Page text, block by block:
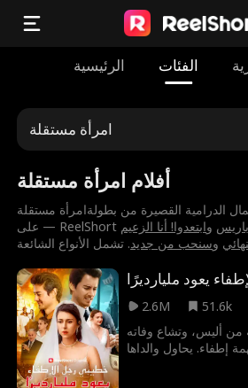
الرئيسية الفئات
امرأة مستقلة
أفلام امرأة مستقلة
من الأعمال الدرامية القصيرة من بطولة⁨امرأة مستقلة⁩
و⁨ابتعدوا! أنا الزعيم
و⁨سنحب من جديد⁩
يعود مليارديرًا
2.6M
51.6k
من أليس، وتشاع وفاته
إطفاء. يحاول والداها